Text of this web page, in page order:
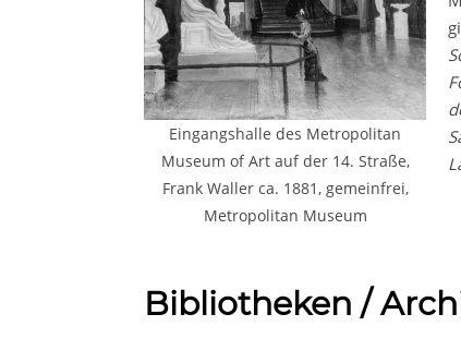
Eingangshalle des Metropolitan
Museum of Art auf der 14. Straße,
Frank Waller ca. 1881, gemeinfrei,
Metropolitan Museum
Bibliotheken /